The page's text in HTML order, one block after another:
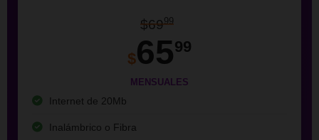
$6999
$6599
MENSUALES
Internet de 20Mb
Inalámbrico o Fibra